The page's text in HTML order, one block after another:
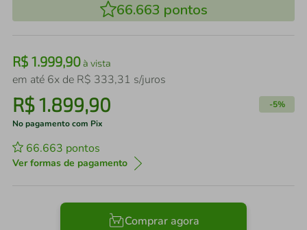
66.663 pontos
R$ 1.999,90à vista
em até 6x de R$ 333,31 s/juros
R$1.899,90 -5%
No pagamento com Pix
66.663 pontos
Ver formas de pagamento
Comprar agora